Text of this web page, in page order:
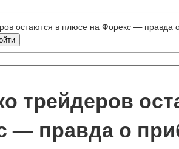
остаются в плюсе на Форекс — правда
трейдеров
— правда о